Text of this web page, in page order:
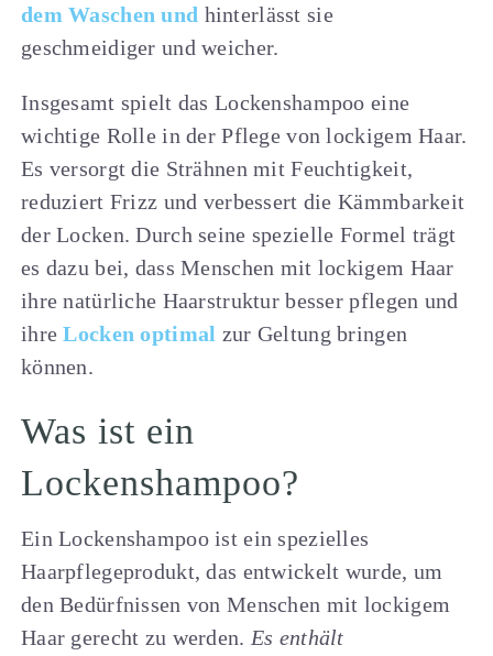
dem Waschen und hinterlässt sie
geschmeidiger und weicher.
Insgesamt spielt das Lockenshampoo eine
wichtige Rolle in der Pflege von lockigem Haar.
Es versorgt die Strähnen mit Feuchtigkeit,
reduziert Frizz und verbessert die Kämmbarkeit
der Locken. Durch seine spezielle Formel trägt
es dazu bei, dass Menschen mit lockigem Haar
ihre natürliche Haarstruktur besser pflegen und
ihreLocken optimal zur Geltung bringen
können.
Was ist ein
Lockenshampoo?
Ein Lockenshampoo ist ein spezielles
Haarpflegeprodukt, das entwickelt wurde, um
den Bedürfnissen von Menschen mit lockigem
Haar gerecht zu werden. Es enthält